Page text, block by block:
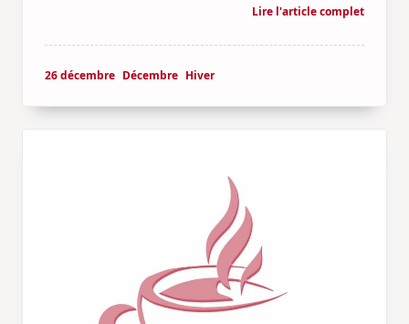
Lire l'article complet
26 décembre Décembre Hiver